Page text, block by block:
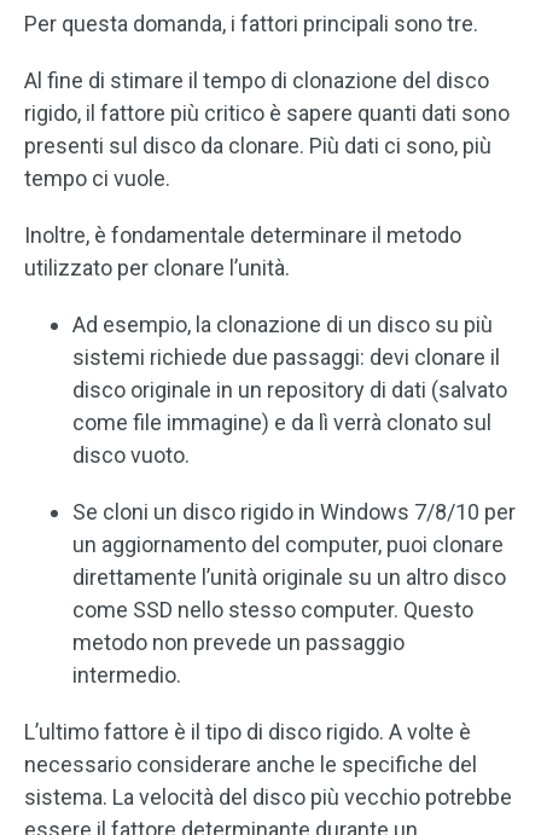
Per questa domanda, i fattori principali sono tre.
Al fine di stimare il tempo di clonazione del disco
rigido, il fattore più critico è sapere quanti dati sono
presenti sul disco da clonare. Più dati ci sono, più
tempo ci vuole.
Inoltre, è fondamentale determinare il metodo
utilizzato per clonare l’unità.
Ad esempio, la clonazione di un disco su più
sistemi richiede due passaggi: devi clonare il
disco originale in un repository di dati (salvato
come file immagine) e da lì verrà clonato sul
disco vuoto.
Se cloni un disco rigido in Windows 7/8/10 per
un aggiornamento del computer, puoi clonare
direttamente l’unità originale su un altro disco
come SSD nello stesso computer. Questo
metodo non prevede un passaggio
intermedio.
L’ultimo fattore è il tipo di disco rigido. A volte è
necessario considerare anche le specifiche del
sistema. La velocità del disco più vecchio potrebbe
essere il fattore determinante durante un